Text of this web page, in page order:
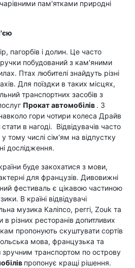
пам'ятками природні
пагорбів і долин. Це часто
побудований з кам'яними
Птах любителі знайдуть різні
Для поїздки в таких місцях,
транспортних засобів з
Прокат автомобілів . З
гори чотири колеса Драйв
стати в нагоді. Відвідувачів часто
тому числі сім'ям на відпустку
дослідження.
буде закохатися з мови,
для французів. Дивовижні
фестиваль є цікавою частиною
В країні відвідувачі
музика Каліпсо, реггі, Zouk та
різних ресторанів допитливих
пропонують скуштувати сортів
мова, французька та
зручним транспортом по острову
пропонує кращі рішення.